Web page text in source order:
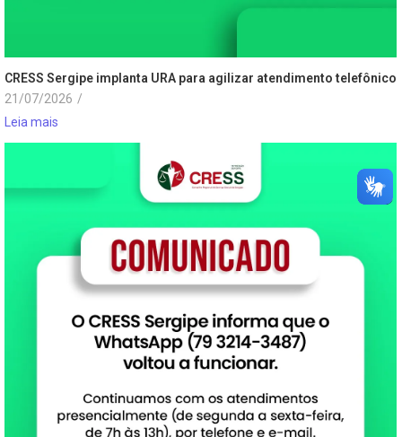
CRESS Sergipe implanta URA para agilizar atendimento telefônico
21/07/2026 /
Leia mais